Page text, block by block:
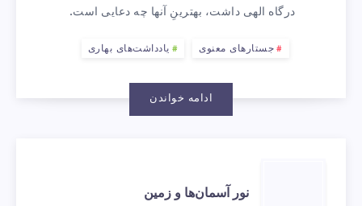
درگاه الهی داشت، بهترینِ آنها چه دعایی است.
جستارهای معنوی یادداشت‌های بهاری
ادامه خواندن
نور
نور آسمان‌ها و زمین